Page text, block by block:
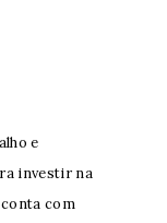
e
investir na
com